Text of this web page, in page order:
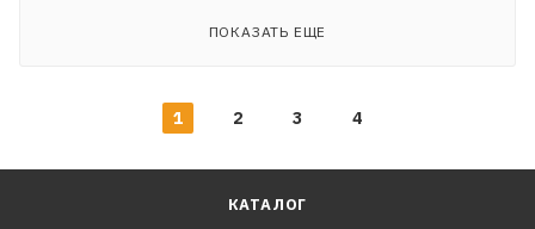
ПОКАЗАТЬ ЕЩЕ
1 2 3 4
КАТАЛОГ